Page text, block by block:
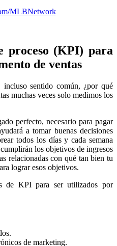
MLBNetwork
proceso (KPI) para
de ventas
sentido común, ¿por qué
muchas veces solo medimos los
perfecto, necesario para pagar
a tomar buenas decisiones
todos los días y cada semana
los objetivos de ingresos
relacionadas con qué tan bien tu
lograr esos objetivos.
de KPI para ser utilizados por
de marketing.